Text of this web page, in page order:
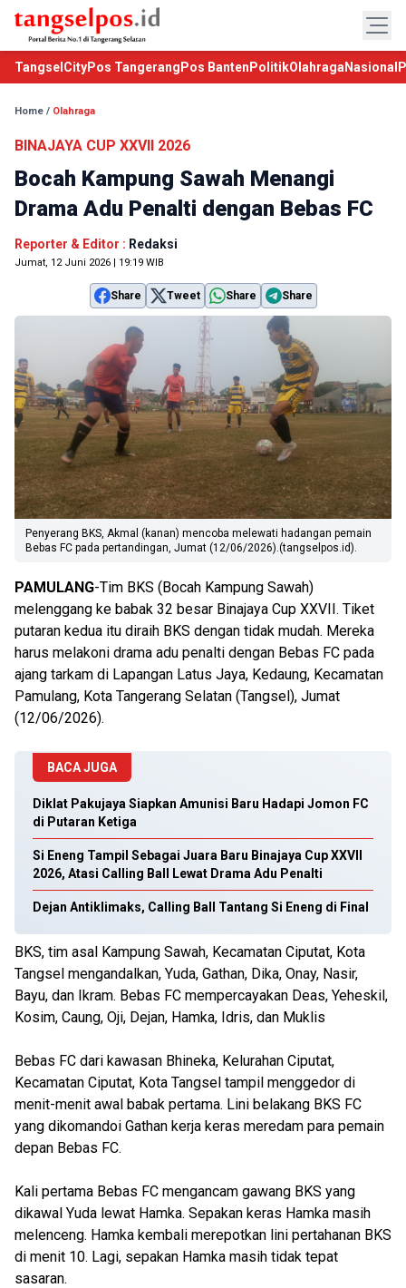
TangselCityPos Tangerang Pos Banten PolitikOlahraga Nasional
Home / Olahraga
BINAJAYA CUP XXVII 2026
Bocah Kampung Sawah Menangi
Drama Adu Penalti dengan Bebas FC
Reporter & Editor : Redaksi
Jumat, 12 Juni 2026 | 19:19 WIB
Share Tweet Share Share
Penyerang BKS, Akmal (kanan) mencoba melewati hadangan pemain
Bebas FC pada pertandingan, Jumat (12/06/2026).(tangselpos.id).
PAMULANG-Tim BKS (Bocah Kampung Sawah)
melenggang ke babak 32 besar Binajaya Cup XXVII. Tiket
putaran kedua itu diraih BKS dengan tidak mudah. Mereka
harus melakoni drama adu penalti dengan Bebas FC pada
ajang tarkam di Lapangan Latus Jaya, Kedaung, Kecamatan
Pamulang, Kota Tangerang Selatan (Tangsel), Jumat
(12/06/2026).
BACA JUGA
Diklat Pakujaya Siapkan Amunisi Baru Hadapi Jomon FC
di Putaran Ketiga
Si Eneng Tampil Sebagai Juara Baru Binajaya Cup XXVII
2026, Atasi Calling Ball Lewat Drama Adu Penalti
Dejan Antiklimaks, Calling Ball Tantang Si Eneng di Final
BKS, tim asal Kampung Sawah, Kecamatan Ciputat, Kota
Tangsel mengandalkan, Yuda, Gathan, Dika, Onay, Nasir,
Bayu, dan Ikram. Bebas FC mempercayakan Deas, Yeheskil,
Kosim, Caung, Oji, Dejan, Hamka, Idris, dan Muklis
Bebas FC dari kawasan Bhineka, Kelurahan Ciputat,
Kecamatan Ciputat, Kota Tangsel tampil menggedor di
menit-menit awal babak pertama. Lini belakang BKS FC
yang dikomandoi Gathan kerja keras meredam para pemain
depan Bebas FC.
Kali pertama Bebas FC mengancam gawang BKS yang
dikawal Yuda lewat Hamka. Sepakan keras Hamka masih
melenceng. Hamka kembali merepotkan lini pertahanan BKS
di menit 10. Lagi, sepakan Hamka masih tidak tepat
sasaran.